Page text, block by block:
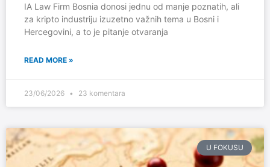
IA Law Firm Bosnia donosi jednu od manje poznatih, ali
za kripto industriju izuzetno važnih tema u Bosni i
Hercegovini, a to je pitanje otvaranja
READ MORE »
23/06/2026 23 komentara
U FOKUSU